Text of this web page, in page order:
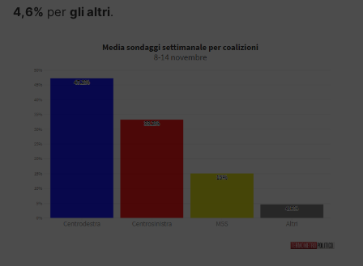
4,6% per gli altri.